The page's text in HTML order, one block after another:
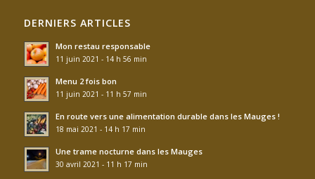
DERNIERS ARTICLES
Mon restau responsable
11 juin 2021 - 14 h 56 min
Menu 2 fois bon
11 juin 2021 - 11 h 57 min
En route vers une alimentation durable dans les Mauges !
18 mai 2021 - 14 h 17 min
Une trame nocturne dans les Mauges
30 avril 2021 - 11 h 17 min